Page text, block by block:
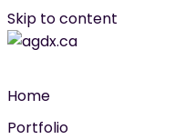
Skip to content
Home
Portfolio